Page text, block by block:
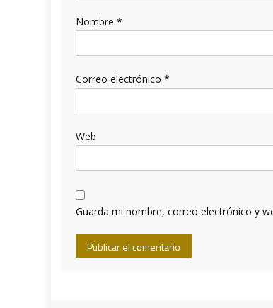
Nombre *
Correo electrónico *
Web
Guarda mi nombre, correo electrónico y